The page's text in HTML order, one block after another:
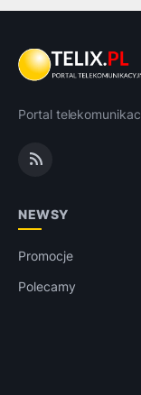
Portal
NEWSY
Promocje
Polecamy